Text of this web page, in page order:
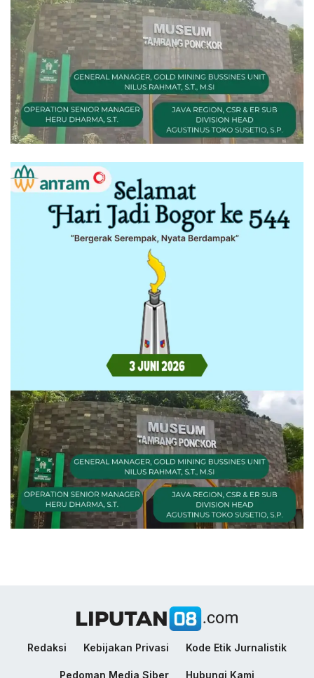
Redaksi Kebijakan Privasi Kode Etik Jurnalistik
Pedoman Media Siber Hubungi Kami